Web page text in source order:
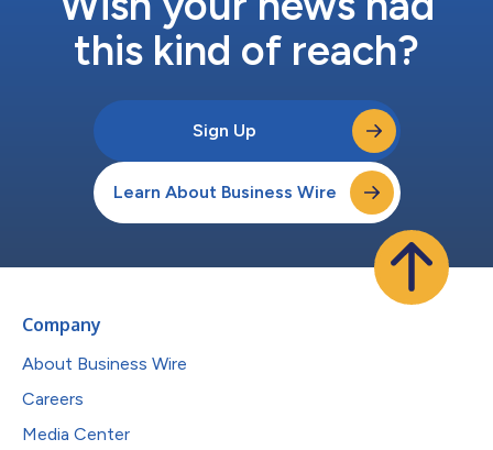
this kind of reach?
Sign Up
Learn About Business Wire
Company
About Business Wire
Careers
Media Center